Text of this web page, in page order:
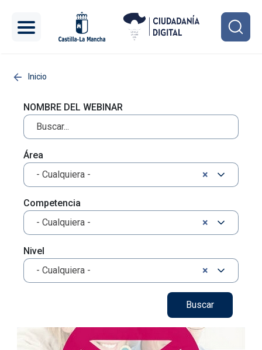
Inicio
NOMBRE DEL WEBINAR
Área
×
- Cualquiera -
Competencia
×
- Cualquiera -
Nivel
×
- Cualquiera -